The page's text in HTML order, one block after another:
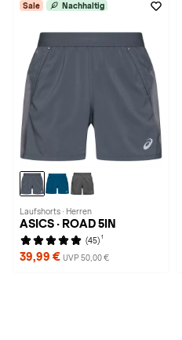
Sale Nachhaltig
Laufshorts · Herren
ASICS · ROAD 5IN
(45) 1
39,99 € UVP 50,00 €